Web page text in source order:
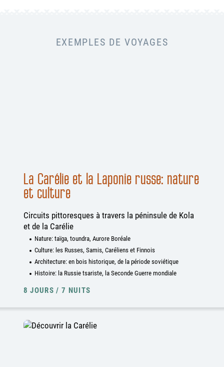
EXEMPLES DE VOYAGES
La Carélie et la Laponie russe: nature
et culture
Circuits pittoresques à travers la péninsule de Kola
et de la Carélie
Nature: taïga, toundra, Aurore Boréale
Culture: les Russes, Samis, Caréliens et Finnois
Architecture: en bois historique, de la période soviétique
Histoire: la Russie tsariste, la Seconde Guerre mondiale
8 JOURS / 7 NUITS